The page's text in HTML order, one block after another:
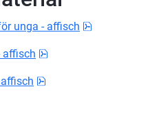
unga - affisch
affisch